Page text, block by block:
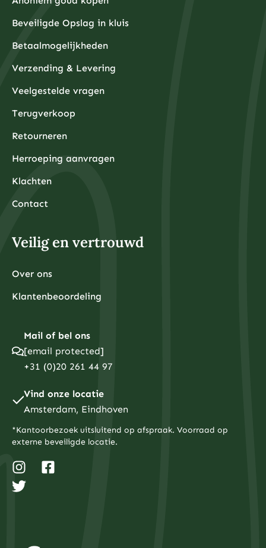
Beveiligde Opslag in kluis
Betaalmogelijkheden
Verzending & Levering
Veelgestelde vragen
Terugverkoop
Retourneren
Herroeping aanvragen
Klachten
Contact
Veilig en vertrouwd
Over ons
Klantenbeoordeling
Mail of bel ons
[email protected]
+31 (0)20 261 44 97
Vind onze locatie
Amsterdam, Eindhoven
*Kantoorbezoek uitsluitend op afspraak. Voorraad op
externe beveiligde locatie.
n
s
t
a
w
i
t